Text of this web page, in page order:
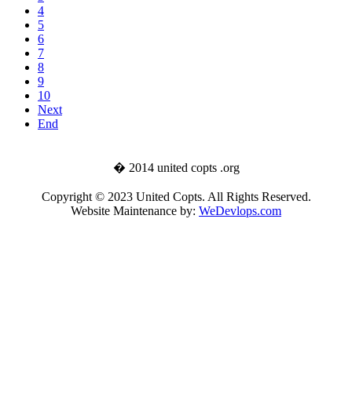
4
5
6
7
8
9
10
Next
End
� 2014 united copts .org
Copyright © 2023 United Copts. All Rights Reserved.
Website Maintenance by: WeDevlops.com